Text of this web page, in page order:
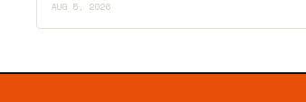
AUG 5, 2026